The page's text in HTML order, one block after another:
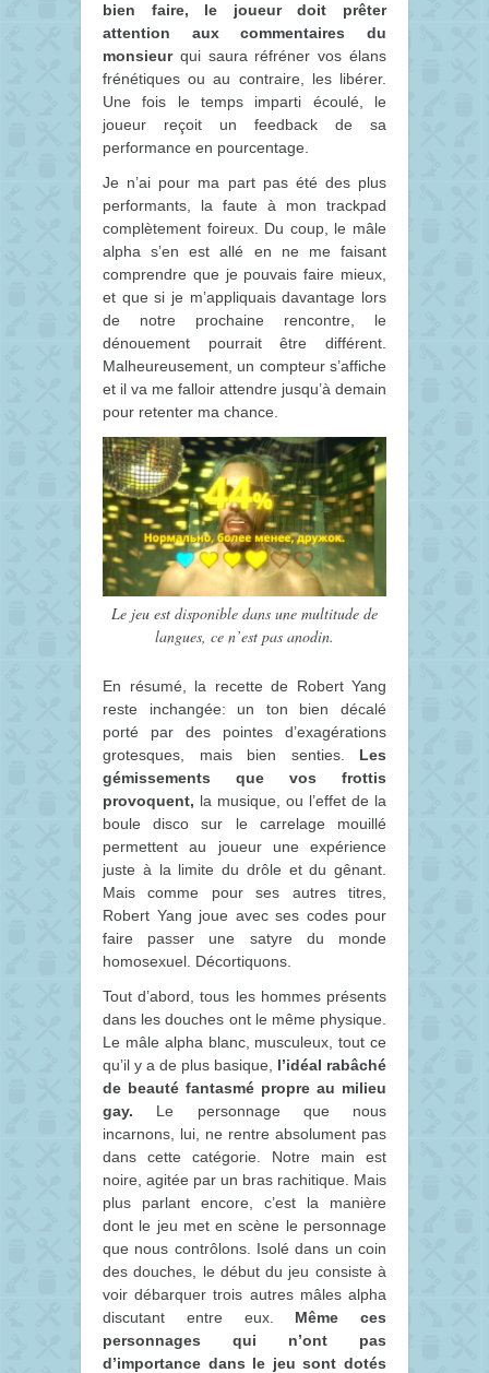
bien faire, le joueur doit prêter
attention aux commentaires du
monsieurqui saura réfréner vos élans
frénétiques ou au contraire, les libérer.
Une fois le temps imparti écoulé, le
joueur reçoit un feedback de sa
performance en pourcentage.
Je n’ai pour ma part pas été des plus
performants, la faute à mon trackpad
complètement foireux. Du coup, le mâle
alpha s’en est allé en ne me faisant
comprendre que je pouvais faire mieux,
et que si je m’appliquais davantage lors
de notre prochaine rencontre, le
dénouement pourrait être différent.
Malheureusement, un compteur s’affiche
et il va me falloir attendre jusqu’à demain
pour retenter ma chance.
Le jeu est disponible dans une multitude de
langues, ce n’est pas anodin.
En résumé, la recette de Robert Yang
reste inchangée: un ton bien décalé
porté par des pointes d’exagérations
grotesques, mais bien senties. Les
gémissements que vos frottis
provoquent, la musique, ou l’effet de la
boule disco sur le carrelage mouillé
permettent au joueur une expérience
juste à la limite du drôle et du gênant.
Mais comme pour ses autres titres,
Robert Yang joue avec ses codes pour
faire passer une satyre du monde
homosexuel. Décortiquons.
Tout d’abord, tous les hommes présents
dans les douches ont le même physique.
Le mâle alpha blanc, musculeux, tout ce
qu’il y a de plus basique, l’idéal rabâché
de beauté fantasmé propre au milieu
gay. Le personnage que nous
incarnons, lui, ne rentre absolument pas
dans cette catégorie. Notre main est
noire, agitée par un bras rachitique. Mais
plus parlant encore, c’est la manière
dont le jeu met en scène le personnage
que nous contrôlons. Isolé dans un coin
des douches, le début du jeu consiste à
voir débarquer trois autres mâles alpha
discutant entre eux. Même ces
personnages qui n’ont pas
d’importance dans le jeu sont dotés